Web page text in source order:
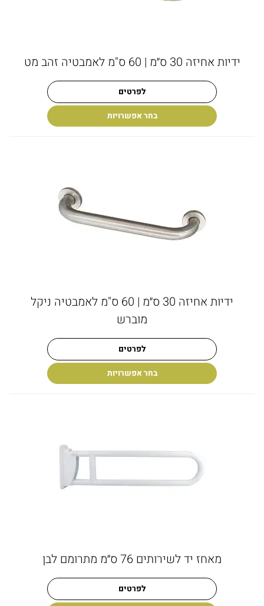
ידיות אחיזה 30 ס״מ | 60 ס"מ לאמבטיה זהב מט
לפרטים
בחר אפשרויות
ידיות אחיזה 30 ס״מ | 60 ס"מ לאמבטיה ניקל
מוברש
לפרטים
בחר אפשרויות
מאחז יד לשירותים 76 ס״מ מתרומם לבן
לפרטים